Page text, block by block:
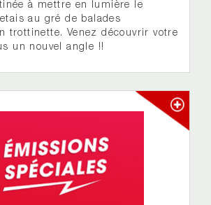
à mettre en lumière le
au gré de balades
trottinette. Venez découvrir votre
un nouvel angle !!